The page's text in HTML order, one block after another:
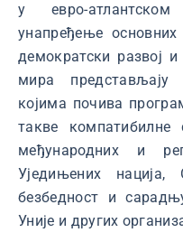
у евро-
унапређење
демократски развој
мира представљају
којима почива
такве
међународних и
Уједињених нација,
безбедност и
Уније и других